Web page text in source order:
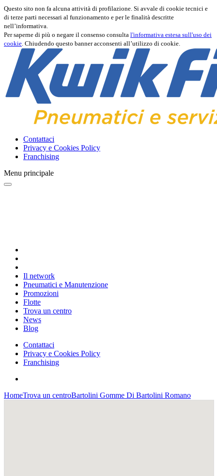
Questo sito non fa alcuna attività di profilazione. Si avvale di cookie tecnici e
di terze parti necessari al funzionamento e per le finalità descritte
nell’informativa.
Per saperne di più o negare il consenso consulta l'informativa estesa sull'uso dei
cookie. Chiudendo questo banner acconsenti all’utilizzo di cookie.
Contattaci
Privacy e Cookies Policy
Franchising
Menu principale
Il network
Pneumatici e Manutenzione
Promozioni
Flotte
Trova un centro
News
Blog
Contattaci
Privacy e Cookies Policy
Franchising
HomeTrova un centroBartolini Gomme Di Bartolini Romano